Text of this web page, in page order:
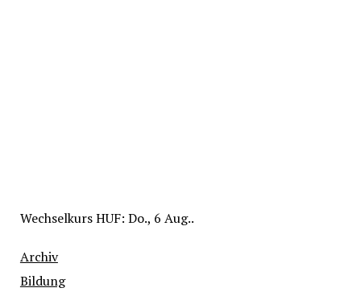
WechselkursHUF: Do., 6 Aug..
Archiv
Bildung